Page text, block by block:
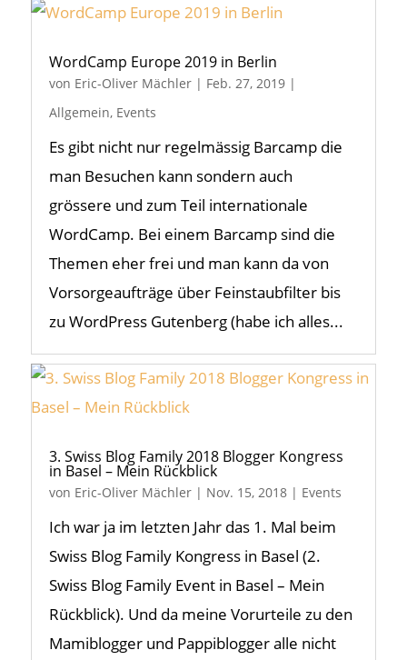
WordCamp Europe 2019 in Berlin
von Eric-Oliver Mächler| Feb. 27, 2019|
Allgemein, Events
Es gibt nicht nur regelmässig Barcamp die
man Besuchen kann sondern auch
grössere und zum Teil internationale
WordCamp. Bei einem Barcamp sind die
Themen eher frei und man kann da von
Vorsorgeaufträge über Feinstaubfilter bis
zu WordPress Gutenberg (habe ich alles...
3. Swiss Blog Family 2018 Blogger Kongress
in Basel – Mein Rückblick
von Eric-Oliver Mächler| Nov. 15, 2018| Events
Ich war ja im letzten Jahr das 1. Mal beim
Swiss Blog Family Kongress in Basel (2.
Swiss Blog Family Event in Basel – Mein
Rückblick). Und da meine Vorurteile zu den
Mamiblogger und Pappiblogger alle nicht